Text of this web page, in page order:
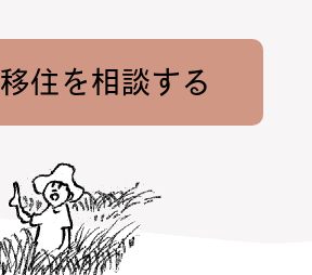
トップ
昭和村紹介
お隣さんの話
村暮らし・お手続き
ニュース
移住を相談する